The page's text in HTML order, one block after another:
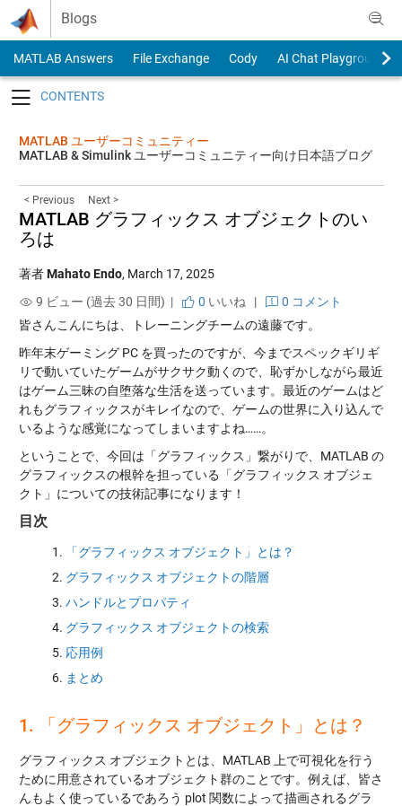
Skip to content
Blogs
MATLAB Answers File Exchange Cody
AI Chat Playground
MATLAB ユーザーコミュニティー
MATLAB & Simulink ユーザーコミュニティー向け日本語ブログ
< Previous Next >
MATLAB グラフィックス オブジェクトのい
ろは
著者Mahato Endo, March 17, 2025
9 ビュー (過去 30 日間) |
0 いいね |
0 コメント
皆さんこんにちは、トレーニングチームの遠藤です。
昨年末ゲーミング PC を買ったのですが、今までスペックギリギ
リで動いていたゲームがサクサク動くので、恥ずかしながら最近
はゲーム三昧の自堕落な生活を送っています。最近のゲームはど
れもグラフィックスがキレイなので、ゲームの世界に入り込んで
いるような感覚になってしまいますよね……。
ということで、今回は「グラフィックス」繋がりで、MATLAB の
グラフィックスの根幹を担っている「グラフィックス オブジェ
クト」についての技術記事になります！
目次
「グラフィックス オブジェクト」とは？
グラフィックス オブジェクトの階層
ハンドルとプロパティ
グラフィックス オブジェクトの検索
応用例
まとめ
1. 「グラフィックス オブジェクト」とは？
グラフィックス オブジェクトとは、MATLAB 上で可視化を行う
ために用意されているオブジェクト群のことです。例えば、皆さ
んもよく使っているであろう plot 関数によって描画されるグラ